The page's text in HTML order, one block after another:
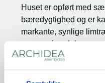
Huset er opført med
bæredygtighed og er
markante, synlige
varm og
Bygningen rummer en